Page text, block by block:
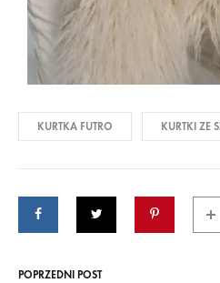
KURTKA FUTRO KURTKI ZE
POPRZEDNI POST